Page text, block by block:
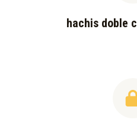
hachis doble